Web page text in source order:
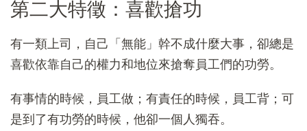
第二大特徵：喜歡搶功
有一類上司，自己「無能」幹不成什麼大事，卻總是
喜歡依靠自己的權力和地位來搶奪員工們的功勞。
有事情的時候，員工做；有責任的時候，員工背；可
是到了有功勞的時候，他卻一個人獨吞。